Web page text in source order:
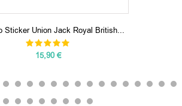
Sticker Union Jack Royal British...
15,90 €